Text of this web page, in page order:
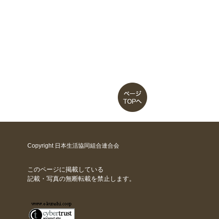
Copyright 日本生活協同組合連合会
このページに掲載している
記載・写真の無断転載を禁止します。